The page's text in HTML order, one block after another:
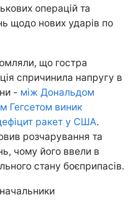
операцій та
щодо нових ударів по
що гостра
спричинила напругу в
- між Дональдом
Гегсетом виник
ракет у США.
розчарування та
чому його ввели в
стану боєприпасів.